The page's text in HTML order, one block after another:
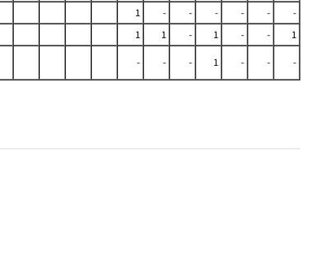
1 - - - - -
-
1 1 - 1 - -
1
- - - 1 - - -